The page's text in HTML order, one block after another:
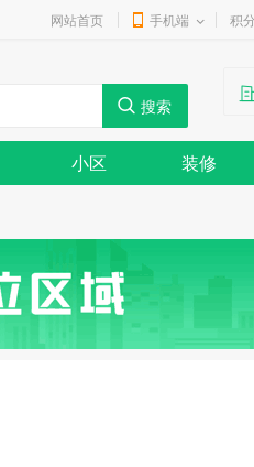
网站首页 手机端 积
小区 装修